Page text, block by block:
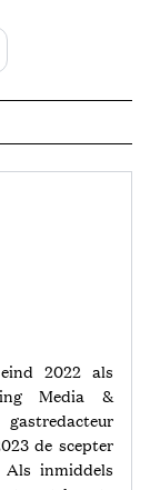
2022 als
Media &
de scepter
inmiddels